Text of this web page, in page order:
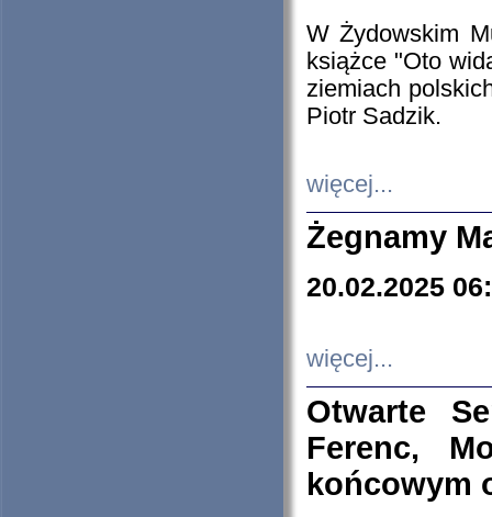
W Żydowskim
książce "Oto
ziemiach
Piotr Sadzik.
więcej...
Żegnamy
20.02.2025
więcej...
Otwarte
Ferenc,
końcowym